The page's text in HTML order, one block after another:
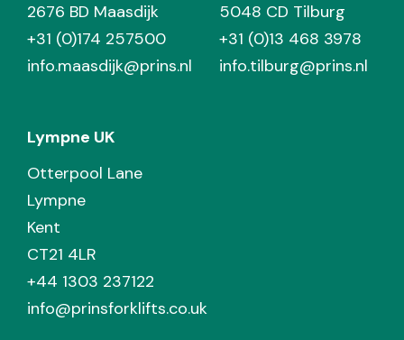
2676 BD Maasdijk
+31 (0)174 257500
info.maasdijk@prins.nl
5048 CD Tilburg
+31 (0)13 468 3978
info.tilburg@prins.nl
Lympne UK
Otterpool Lane
Lympne
Kent
CT21 4LR
+44 1303 237122
info@prinsforklifts.co.uk